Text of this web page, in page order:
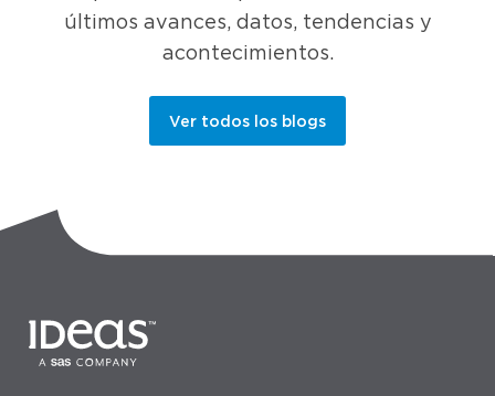
últimos avances, datos, tendencias y
acontecimientos.
Ver todos los blogs